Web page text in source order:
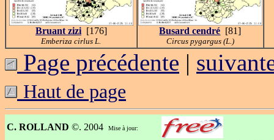
Bruant zizi[176]
Emberiza cirlus L.
Busard cendré [81]
Circus pygargus (L.)
Page précédente |
Haut de page
C. ROLLAND ©. 2004 Mise à jour: